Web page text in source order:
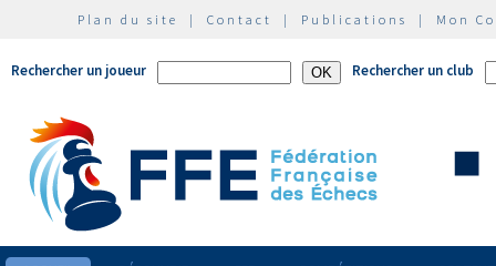
Plan du site | Contact | Publications | Mon
Rechercher un joueur Rechercher un club